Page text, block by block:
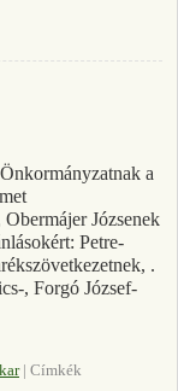
a
Józsenek
Petre-
.
, Forgó József-
| Címkék